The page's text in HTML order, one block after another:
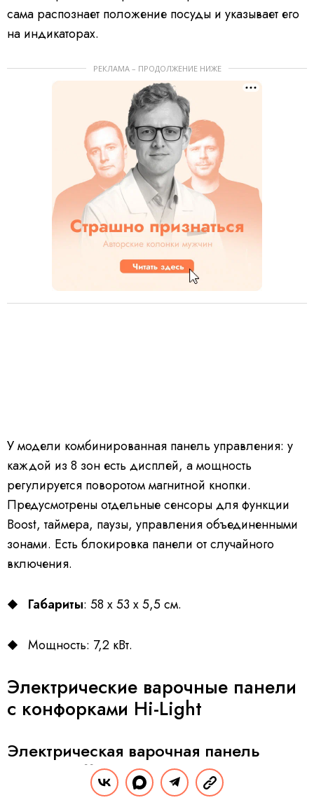
сама распознает положение посуды и указывает его
на индикаторах.
РЕКЛАМА – ПРОДОЛЖЕНИЕ НИЖЕ
У модели комбинированная панель управления: у
каждой из 8 зон есть дисплей, а мощность
регулируется поворотом магнитной кнопки.
Предусмотрены отдельные сенсоры для функции
Boost, таймера, паузы, управления объединенными
зонами. Есть блокировка панели от случайного
включения.
Габариты: 58 х 53 х 5,5 см.
Мощность: 7,2 кВт.
Электрические варочные панели
с конфорками Hi-Light
Электрическая варочная панель
Weissgauff HV 643 BS